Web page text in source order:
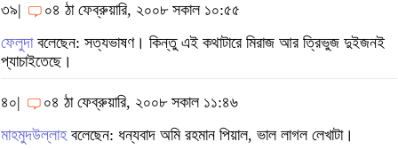
৩৯|
০৪ ঠা ফেব্রুয়ারি, ২০০৮ সকাল ১০:৫৫
ফেলুদাবলেছেন: সত্যভাষণ। কিন্তু এই কথাটারে মিরাজ আর ত্রিভুজ দুইজনই
প্যাচাইতেছে।
৪০|
০৪ ঠা ফেব্রুয়ারি, ২০০৮ সকাল ১১:৪৬
মাহমুদউল্লাহবলেছেন: ধন্যবাদ অমি রহমান পিয়াল, ভাল লাগল লেখাটা।